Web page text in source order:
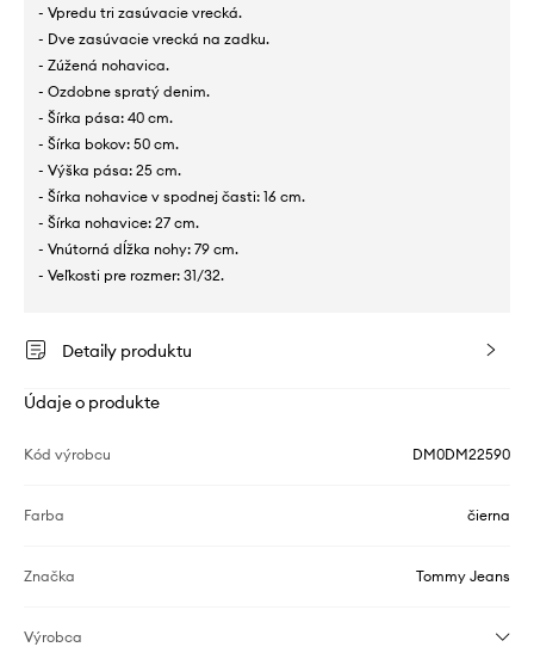
- Vpredu tri zasúvacie vrecká.
- Dve zasúvacie vrecká na zadku.
- Zúžená nohavica.
- Ozdobne spratý denim.
- Šírka pása: 40 cm.
- Šírka bokov: 50 cm.
- Výška pása: 25 cm.
- Šírka nohavice v spodnej časti: 16 cm.
- Šírka nohavice: 27 cm.
- Vnútorná dĺžka nohy: 79 cm.
- Veľkosti pre rozmer: 31/32.
Detaily produktu
Údaje o produkte
Kód výrobcu DM0DM22590
Farba čierna
Značka Tommy Jeans
Výrobca